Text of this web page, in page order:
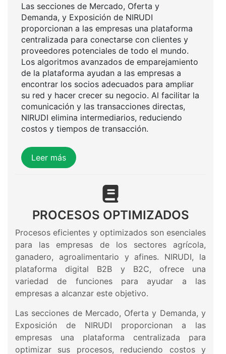
Las secciones de Mercado, Oferta y
Demanda, y Exposición de NIRUDI
proporcionan a las empresas una plataforma
centralizada para conectarse con clientes y
proveedores potenciales de todo el mundo.
Los algoritmos avanzados de emparejamiento
de la plataforma ayudan a las empresas a
encontrar los socios adecuados para ampliar
su red y hacer crecer su negocio. Al facilitar la
comunicación y las transacciones directas,
NIRUDI elimina intermediarios, reduciendo
costos y tiempos de transacción.
Leer más
PROCESOS OPTIMIZADOS
Procesos eficientes y optimizados son esenciales
para las empresas de los sectores agrícola,
ganadero, agroalimentario y afines. NIRUDI, la
plataforma digital B2B y B2C, ofrece una
variedad de funciones para ayudar a las
empresas a alcanzar este objetivo.
Las secciones de Mercado, Oferta y Demanda, y
Exposición de NIRUDI proporcionan a las
empresas una plataforma centralizada para
optimizar sus procesos, reduciendo costos y